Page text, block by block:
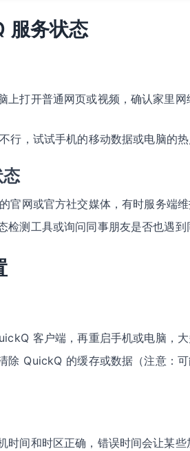
服务状态
上打开普通网页或视频，确认家里
行，试试手机的移动数据或电脑的
官网或官方社交媒体，有时服务端维
检测工具或询问同事朋友是否也遇到
客户端，再重启手机或电脑，大
除 QuickQ 的缓存或数据（注意：
时间和时区正确，错误时间会让某些